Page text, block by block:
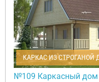
КАРКАС ИЗ СТРОГАНОЙ
№109 Каркасный дом